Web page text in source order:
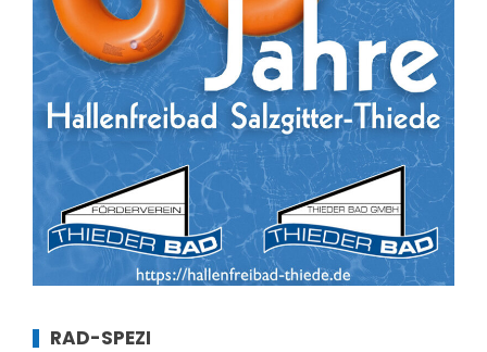
RAD-SPEZI